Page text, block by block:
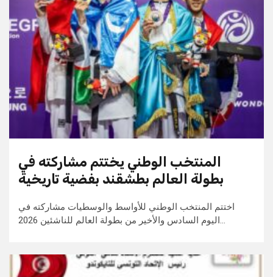
المنتخب الوطني يختتم مشاركته في
بطولة العالم بطشقند بفضية تاريخية
اختتم المنتخب الوطني للأواسط والوسطيات مشاركته في
اليوم السادس والأخير من بطولة العالم للناشئين 2026…